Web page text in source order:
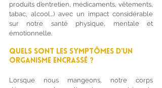
produits d’entretien, médicaments, vêtements,
tabac, alcool…) avec un impact considérable
sur notre santé physique, mentale et
émotionnelle.
Quels sont les symptômes d'un
organisme encrassé ?
Lorsque nous mangeons, notre corps